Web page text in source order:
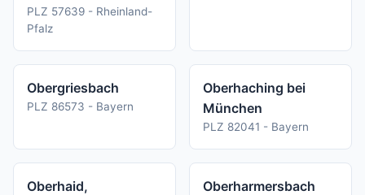
PLZ 57639 - Rheinland-
Pfalz
Obergriesbach
PLZ 86573 - Bayern
Oberhaching bei
München
PLZ 82041 - Bayern
Oberhaid,
Oberharmersbach